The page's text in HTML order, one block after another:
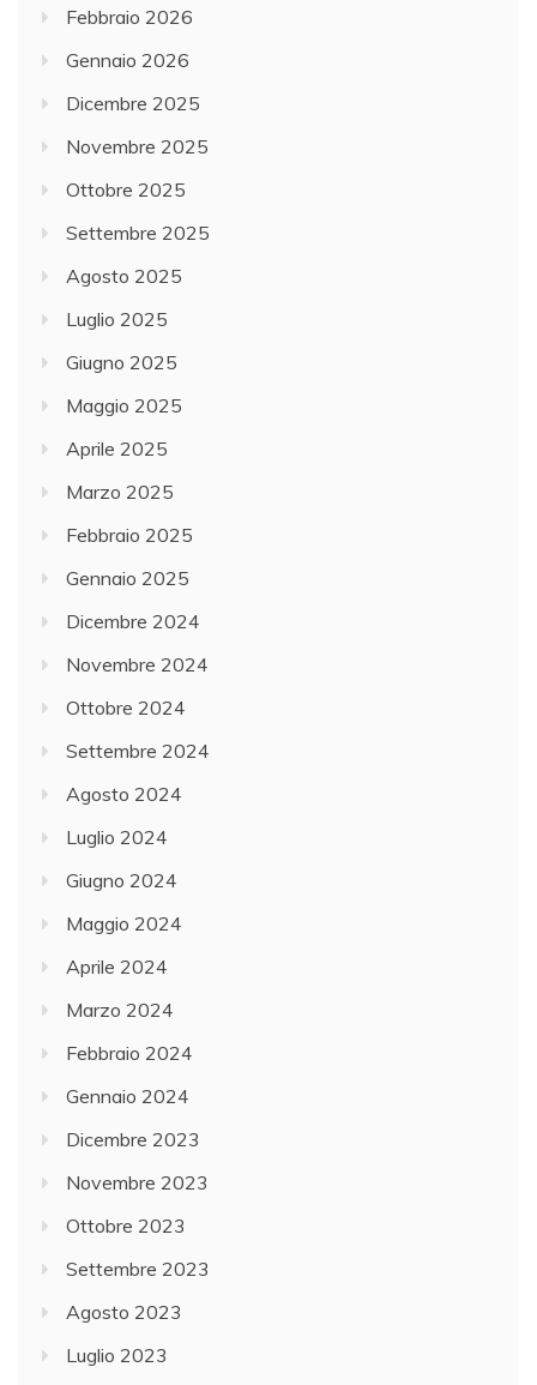
Febbraio 2026
Gennaio 2026
Dicembre 2025
Novembre 2025
Ottobre 2025
Settembre 2025
Agosto 2025
Luglio 2025
Giugno 2025
Maggio 2025
Aprile 2025
Marzo 2025
Febbraio 2025
Gennaio 2025
Dicembre 2024
Novembre 2024
Ottobre 2024
Settembre 2024
Agosto 2024
Luglio 2024
Giugno 2024
Maggio 2024
Aprile 2024
Marzo 2024
Febbraio 2024
Gennaio 2024
Dicembre 2023
Novembre 2023
Ottobre 2023
Settembre 2023
Agosto 2023
Luglio 2023